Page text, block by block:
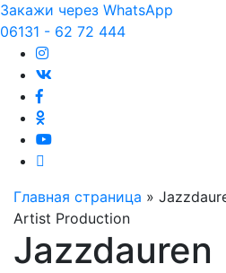
Закажи через WhatsApp
06131 - 62 72 444
Главная страница »
Artist Production
Jazzdauren